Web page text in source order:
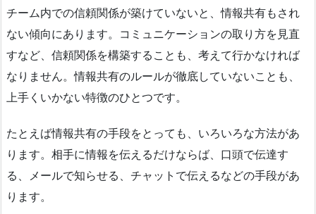
チーム内での信頼関係が築けていないと、情報共有もされ
ない傾向にあります。コミュニケーションの取り方を見直
すなど、信頼関係を構築することも、考えて行かなければ
なりません。情報共有のルールが徹底していないことも、
上手くいかない特徴のひとつです。
たとえば情報共有の手段をとっても、いろいろな方法があ
ります。相手に情報を伝えるだけならば、口頭で伝達す
る、メールで知らせる、チャットで伝えるなどの手段があ
ります。